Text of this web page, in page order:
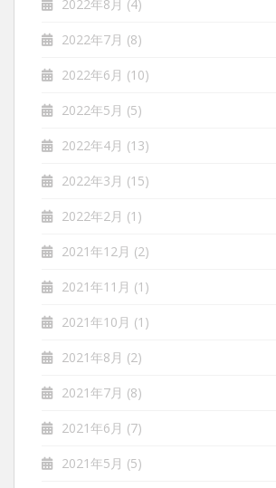
2022年8月 (4)
2022年7月 (8)
2022年6月 (10)
2022年5月 (5)
2022年4月 (13)
2022年3月 (15)
2022年2月 (1)
2021年12月 (2)
2021年11月 (1)
2021年10月 (1)
2021年8月 (2)
2021年7月 (8)
2021年6月 (7)
2021年5月 (5)